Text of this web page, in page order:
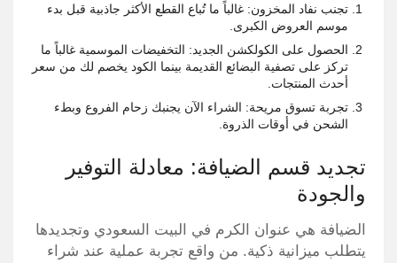
تجنب نفاد المخزون: غالباً ما تُباع القطع الأكثر جاذبية قبل بدء
موسم العروض الكبرى.
الحصول على الكولكشن الجديد: التخفيضات الموسمية غالباً ما
تركز على تصفية البضائع القديمة بينما الكود يخصم لك من سعر
أحدث المنتجات.
تجربة تسوق مريحة: الشراء الآن يجنبك زحام الفروع وبطء
الشحن في أوقات الذروة.
تجديد قسم الضيافة: معادلة التوفير
والجودة
الضيافة هي عنوان الكرم في البيت السعودي وتجديدها
يتطلب ميزانية ذكية. من واقع تجربة عملية عند شراء